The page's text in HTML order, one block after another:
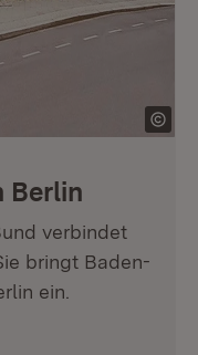
Berlin
verbindet
bringt Baden-
ein.